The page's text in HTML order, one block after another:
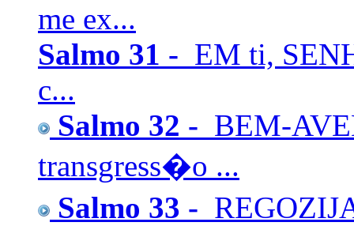
me ex...
Salmo 31 - EM ti,
c...
Salmo 32 - BEM-
transgress�o ...
Salmo 33 -